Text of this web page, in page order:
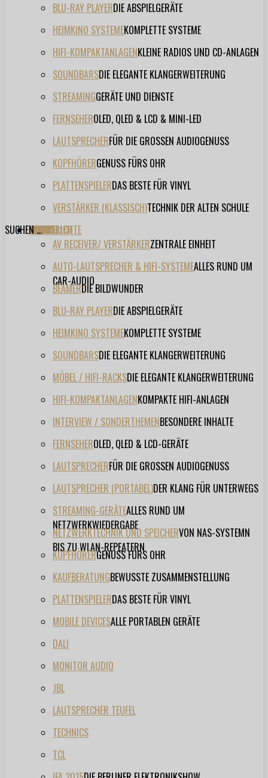
BLU-RAY PLAYERDIE ABSPIELGERÄTE
HEIMKINO SYSTEMEKOMPLETTE SYSTEME
HIFI-KOMPAKTANLAGENKLEINE RADIOS UND CD-ANLAGEN
SOUNDBARSDIE ELEGANTE KLANGERWEITERUNG
STREAMINGGERÄTE UND DIENSTE
FERNSEHEROLED, QLED & LCD & MINI-LED
LAUTSPRECHERFÜR DIE GROSSEN AUDIOGENUSS
KOPFHÖRERGENUSS FÜRS OHR
PLATTENSPIELERDAS BESTE FÜR VINYL
VERSTÄRKER (KLASSISCH)TECHNIK DER ALTEN SCHULE
TESTBERICHTE
AV RECEIVER/ VERSTÄRKERZENTRALE EINHEIT
AUTO-LAUTSPRECHER & HIFI-SYSTEMEALLES RUND UM
CAR-AUDIO
BEAMERDIE BILDWUNDER
BLU-RAY PLAYERDIE ABSPIELGERÄTE
HEIMKINO SYSTEMEKOMPLETTE SYSTEME
SOUNDBARSDIE ELEGANTE KLANGERWEITERUNG
MÖBEL / HIFI-RACKSDIE ELEGANTE KLANGERWEITERUNG
HIFI-KOMPAKTANLAGENKOMPAKTE HIFI-ANLAGEN
INTERVIEW / SONDERTHEMENBESONDERE INHALTE
FERNSEHEROLED, QLED & LCD-GERÄTE
LAUTSPRECHERFÜR DIE GROSSEN AUDIOGENUSS
LAUTSPRECHER (PORTABEL)DER KLANG FÜR UNTERWEGS
STREAMING-GERÄTEALLES RUND UM
NETZWERKWIEDERGABE
NETZWERKTECHNIK UND SPEICHERVON NAS-SYSTEMN
BIS ZU WLAN-REPEATERN
KOPFHÖRERGENUSS FÜRS OHR
KAUFBERATUNGBEWUSSTE ZUSAMMENSTELLUNG
PLATTENSPIELERDAS BESTE FÜR VINYL
MOBILE DEVICESALLE PORTABLEN GERÄTE
FORUM
FILME
VIDEOS
HERSTELLER
DALI
MONITOR AUDIO
JBL
LAUTSPRECHER TEUFEL
TECHNICS
TCL
EVENT
SUCHEN ...